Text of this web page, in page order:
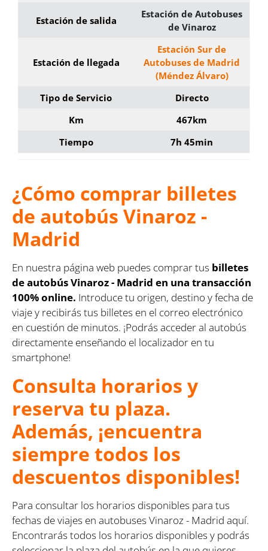
Estación de salida
Estación de Autobuses
de Vinaroz
Estación de llegada
Estación Sur de
Autobuses de Madrid
(Méndez Álvaro)
Tipo de Servicio
Directo
Km
467km
Tiempo
7h 45min
¿Cómo comprar billetes
de autobús Vinaroz -
Madrid
En nuestra página web puedes comprar tus billetes
de autobús Vinaroz - Madrid en una transacción
100% online. Introduce tu origen, destino y fecha de
viaje y recibirás tus billetes en el correo electrónico
en cuestión de minutos. ¡Podrás acceder al autobús
directamente enseñando el localizador en tu
smartphone!
Consulta horarios y
reserva tu plaza.
Además, ¡encuentra
siempre todos los
descuentos disponibles!
Para consultar los horarios disponibles para tus
fechas de viajes en autobuses Vinaroz - Madrid aquí.
Encontrarás todos los horarios disponibles y podrás